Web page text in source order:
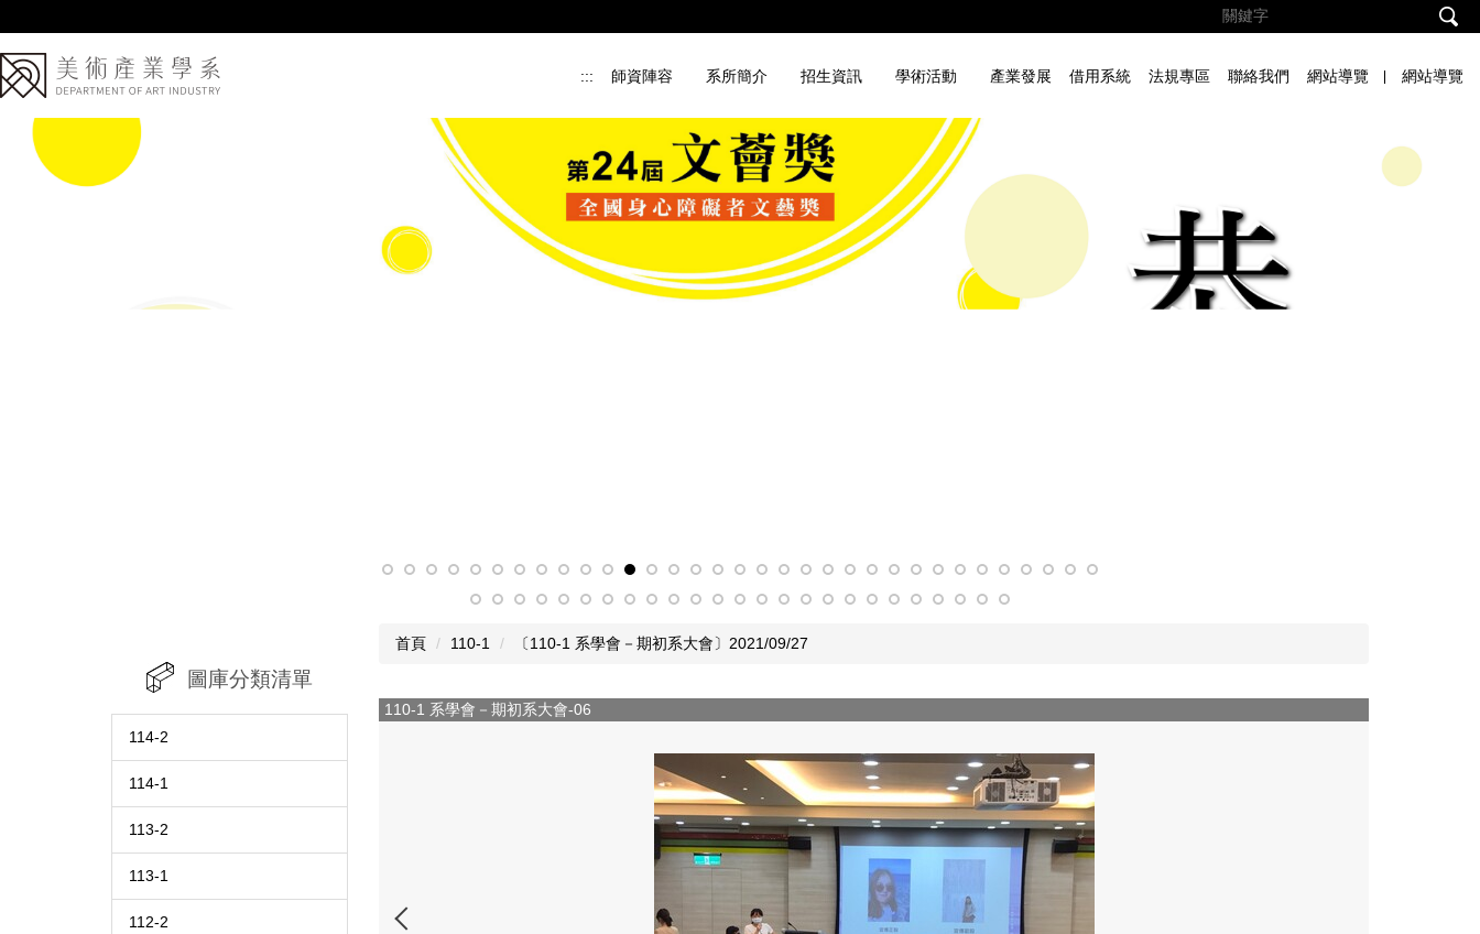
到
主
要
::: 師資陣容 系所簡介 招生資訊 學術活動 產業發展 借用系統 法規專區 聯絡我們 網站導覽 網站導覽
圖庫分類清單
114-2
114-1
113-2
113-1
112-2
首頁 110-1 〔110-1 系學會－期初系大會〕2021/09/27
110-1 系學會－期初系大會-06